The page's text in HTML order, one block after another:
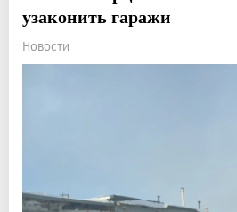
узаконить гаражи
Новости